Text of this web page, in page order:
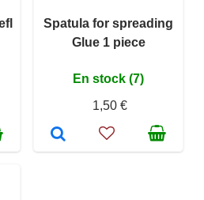
Spatula for spreading
Glue 1 piece
En stock (7)
1,50 €